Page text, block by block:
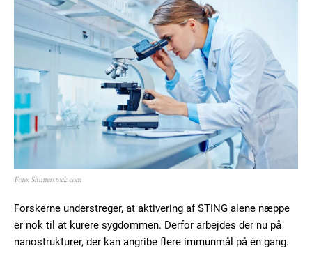
Foto: Shutterstock.com
Forskerne understreger, at aktivering af STING alene næppe
er nok til at kurere sygdommen. Derfor arbejdes der nu på
nanostrukturer, der kan angribe flere immunmål på én gang.